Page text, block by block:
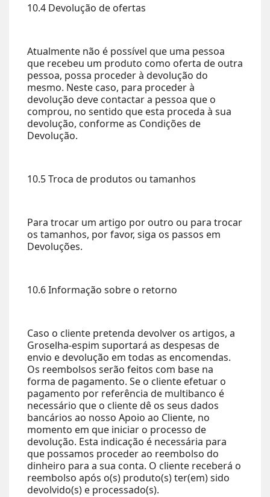
10.4 Devolução de ofertas
Atualmente não é possível que uma pessoa
que recebeu um produto como oferta de outra
pessoa, possa proceder à devolução do
mesmo. Neste caso, para proceder à
devolução deve contactar a pessoa que o
comprou, no sentido que esta proceda à sua
devolução, conforme as Condições de
Devolução.
10.5 Troca de produtos ou tamanhos
Para trocar um artigo por outro ou para trocar
os tamanhos, por favor, siga os passos em
Devoluções.
10.6 Informação sobre o retorno
Caso o cliente pretenda devolver os artigos, a
Groselha-espim suportará as despesas de
envio e devolução em todas as encomendas.
Os reembolsos serão feitos com base na
forma de pagamento. Se o cliente efetuar o
pagamento por referência de multibanco é
necessário que o cliente dê os seus dados
bancários ao nosso Apoio ao Cliente, no
momento em que iniciar o processo de
devolução. Esta indicação é necessária para
que possamos proceder ao reembolso do
dinheiro para a sua conta. O cliente receberá o
reembolso após o(s) produto(s) ter(em) sido
devolvido(s) e processado(s).